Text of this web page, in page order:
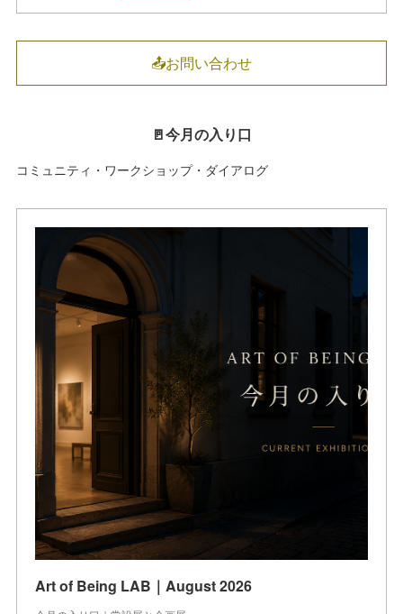
📤お問い合わせ
🚪今月の入り口
コミュニティ・ワークショップ・ダイアログ
Art of Being LAB｜August 2026